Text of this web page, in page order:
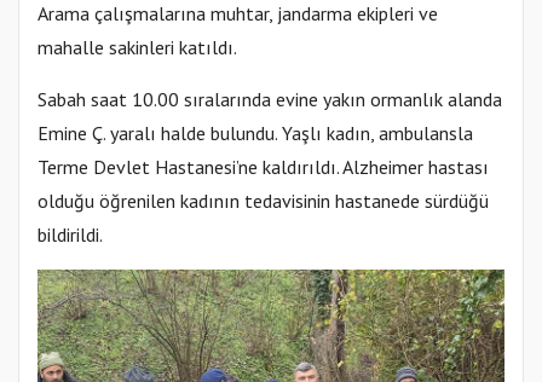
Arama çalışmalarına muhtar, jandarma ekipleri ve
mahalle sakinleri katıldı.
Sabah saat 10.00 sıralarında evine yakın ormanlık alanda
Emine Ç. yaralı halde bulundu. Yaşlı kadın, ambulansla
Terme Devlet Hastanesi’ne kaldırıldı. Alzheimer hastası
olduğu öğrenilen kadının tedavisinin hastanede sürdüğü
bildirildi.